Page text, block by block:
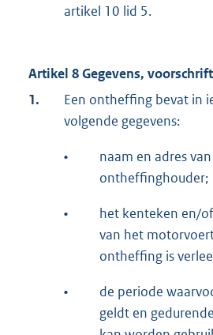
artikel 10 lid 5.
Artikel 8 Gegevens,
1.
Een ontheffing bevat in
volgende gegevens:
•
naam en adres
ontheffinghouder;
•
het kenteken en/
van het
ontheffing is
•
de periode
geldt en